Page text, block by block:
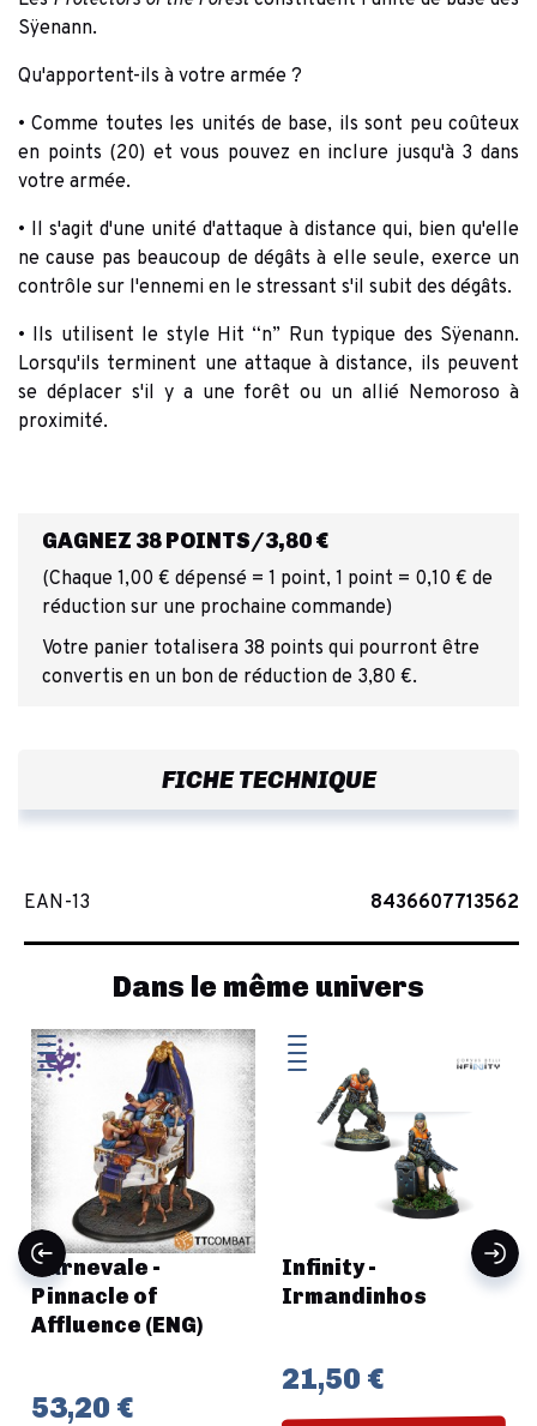
Sÿenann.
Qu'apportent-ils à votre armée ?
• Comme toutes les unités de base, ils sont peu coûteux
en points (20) et vous pouvez en inclure jusqu'à 3 dans
votre armée.
• Il s'agit d'une unité d'attaque à distance qui, bien qu'elle
ne cause pas beaucoup de dégâts à elle seule, exerce un
contrôle sur l'ennemi en le stressant s'il subit des dégâts.
• Ils utilisent le style Hit “n” Run typique des Sÿenann.
Lorsqu'ils terminent une attaque à distance, ils peuvent
se déplacer s'il y a une forêt ou un allié Nemoroso à
proximité.
GAGNEZ 38 POINTS/3,80 €
(Chaque 1,00 € dépensé = 1 point, 1 point = 0,10 € de
réduction sur une prochaine commande)
Votre panier totalisera 38 points qui pourront être
convertis en un bon de réduction de 3,80 €.
FICHE TECHNIQUE
EAN-13 8436607713562
Dans le même univers
Carnevale -
Pinnacle of
Affluence (ENG)
53,20 €
Infinity -
Irmandinhos
21,50 €